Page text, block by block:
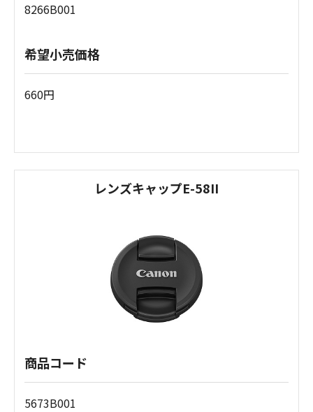
8266B001
希望小売価格
660円
レンズキャップE-58II
商品コード
5673B001